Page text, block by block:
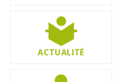
ACTUALITÉ